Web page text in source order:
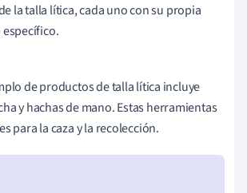
la talla lítica, cada uno con su propia
de productos de talla lítica incluye
y hachas de mano. Estas herramientas
para la caza y la recolección.